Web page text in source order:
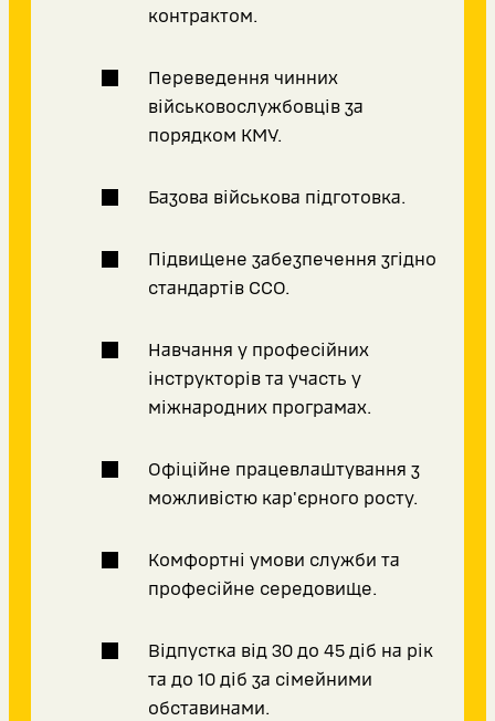
контрактом.
Переведення чинних
військовослужбовців за
порядком КМУ.
Базова військова підготовка.
Підвищене забезпечення згідно
стандартів ССО.
Навчання у професійних
інструкторів та участь у
міжнародних програмах.
Офіційне працевлаштування з
можливістю кар'єрного росту.
Комфортні умови служби та
професійне середовище.
Відпустка від 30 до 45 діб на рік
та до 10 діб за сімейними
обставинами.